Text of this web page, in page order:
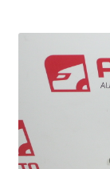
Kontakt
Moje konto
O nas